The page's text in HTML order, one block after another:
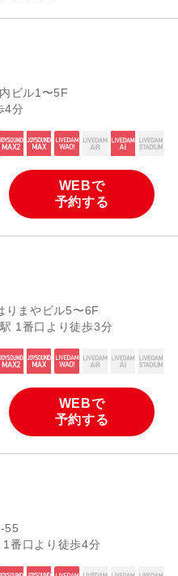
喫煙ブースあり
オケ機種
JOYSOUND MAX GO（曲数豊富・
高音質）
JOYSOUND MAX（曲数豊富）
LIVE DAM AiR
LIVE DAM STADIUM
ビル1〜5F
4分
WEBで
予約する
りまやビル5〜6F
1番口より徒歩3分
WEBで
予約する
55
番口より徒歩4分